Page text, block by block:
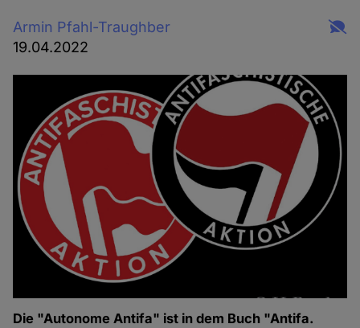
Armin Pfahl-Traughber
19.04.2022
Die "Autonome Antifa" ist in dem Buch "Antifa.